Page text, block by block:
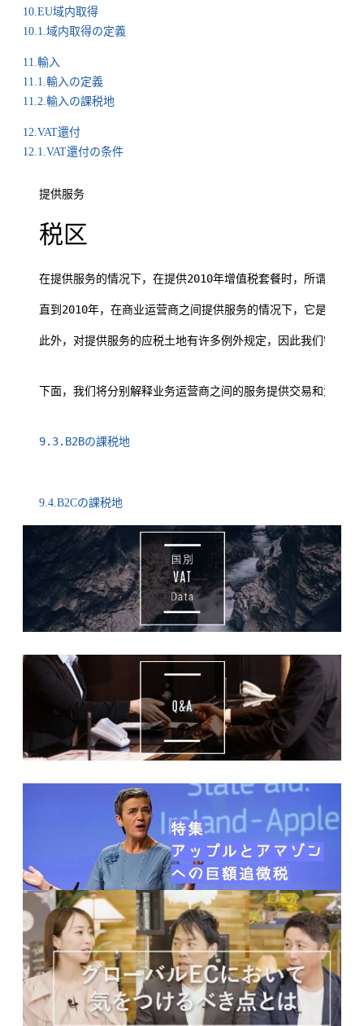
10.EU域内取得
10.1.域内取得の定義
11.輸入
11.1.輸入の定義
11.2.輸入の課税地
12.VAT還付
12.1.VAT還付の条件
提供服务
税区
在提供服务的情况下，在提供2010年增值税套餐时，所谓服务
直到2010年，在商业运营商之间提供服务的情况下，它是“服
此外，对提供服务的应税土地有许多例外规定，因此我们需要准
下面，我们将分别解释业务运营商之间的服务提供交易和消费者
9.3.B2Bの課税地
9.4.B2Cの課税地